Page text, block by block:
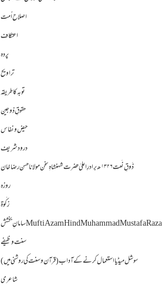
اصلاح اُمت
اعتکاف
پردہ
تراویح
توبہ کا طریقہ
حقوقِ ذوجین
حیض و نفاس
درود شریف
ذَوقِ نَعت ۱۳۲۶ھ برادرِ اعلیٰ حضرت شہنشاہِ سخن مولانا حسن رضا خان
روزہ
زکٰوۃ
سنت وظیفے
سوشل میڈیا استعمال کرنے کے آداب (قرآن و سنت کی روشنی میں)
شاعری